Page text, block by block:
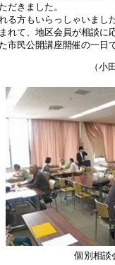
だきました。
る方もいらっしゃいまし
れて、地区会員が相談に
市民公開講座開催の一日
（
個別相談